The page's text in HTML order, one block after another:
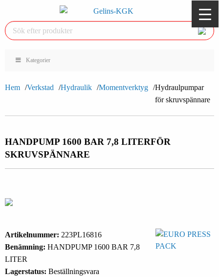
Kategorier
Hem Verkstad Hydraulik Momentverktyg
Hydraulpumpar
för skruvspännare
HANDPUMP 1600 BAR 7,8 LITERFÖR
SKRUVSPÄNNARE
Artikelnummer: 223PL16816
Benämning: HANDPUMP 1600 BAR 7,8
LITER
Lagerstatus: Beställningsvara